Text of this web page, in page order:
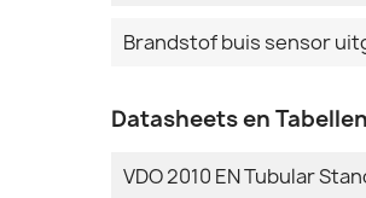
Brandstof buis sensor
Datasheets en
VDO 2010 EN Tubular